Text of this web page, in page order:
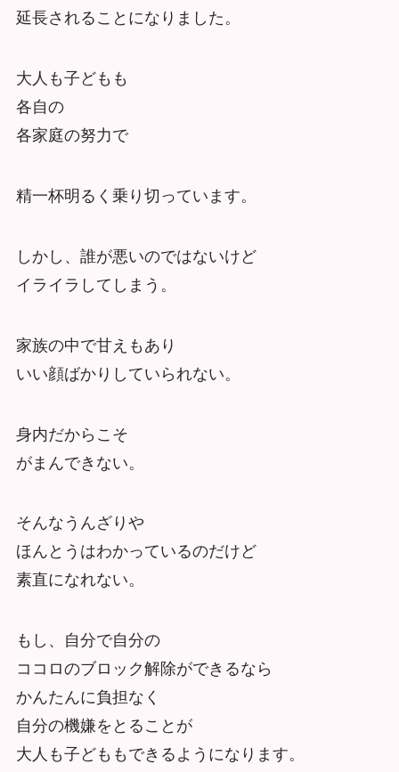
延長されることになりました。
大人も子どもも
各自の
各家庭の努力で
精一杯明るく乗り切っています。
しかし、誰が悪いのではないけど
イライラしてしまう。
家族の中で甘えもあり
いい顔ばかりしていられない。
身内だからこそ
がまんできない。
そんなうんざりや
ほんとうはわかっているのだけど
素直になれない。
もし、自分で自分の
ココロのブロック解除ができるなら
かんたんに負担なく
自分の機嫌をとることが
大人も子どももできるようになります。